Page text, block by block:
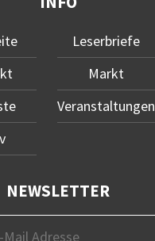
Leserbriefe
Markt
Veranstaltungen
NEWSLETTER